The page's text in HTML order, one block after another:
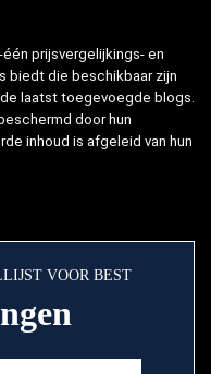
prijsvergelijkings- en
biedt die beschikbaar zijn
laatst toegevoegde blogs.
door hun
inhoud is afgeleid van hun
VOOR BEST